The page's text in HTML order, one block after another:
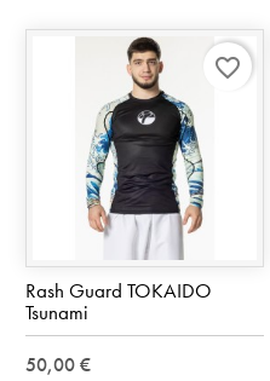
Rash Guard TOKAIDO
Tsunami
50,00 €
favorite_border